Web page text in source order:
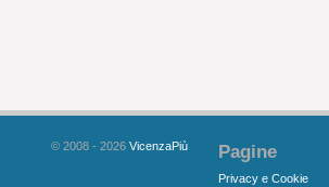
© 2008 - 2026 VicenzaPiù Pagine
Privacy e Cookie